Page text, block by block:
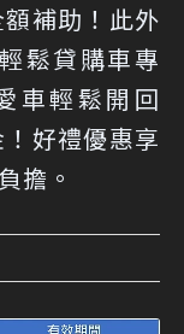
補助！此外
鬆貸購車專
車輕鬆開回
好禮優惠享
擔。